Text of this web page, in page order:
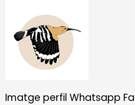
Imatge perfil Whatsapp